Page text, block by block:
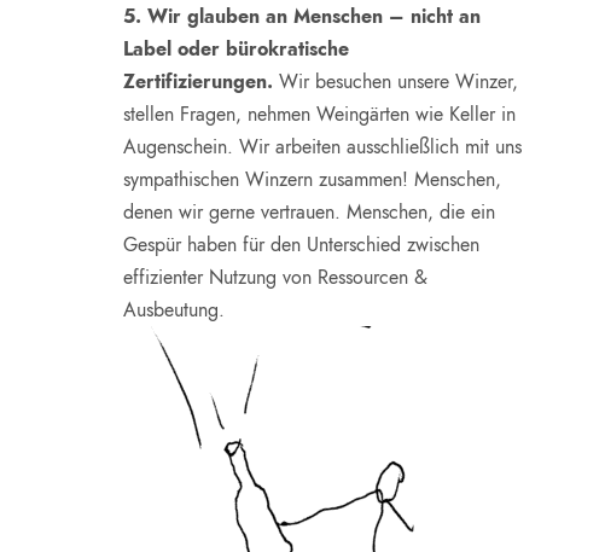
5. Wir glauben an Menschen – nicht an
Label oder bürokratische
Zertifizierungen. Wir besuchen unsere Winzer,
stellen Fragen, nehmen Weingärten wie Keller in
Augenschein. Wir arbeiten ausschließlich mit uns
sympathischen Winzern zusammen! Menschen,
denen wir gerne vertrauen. Menschen, die ein
Gespür haben für den Unterschied zwischen
effizienter Nutzung von Ressourcen &
Ausbeutung.